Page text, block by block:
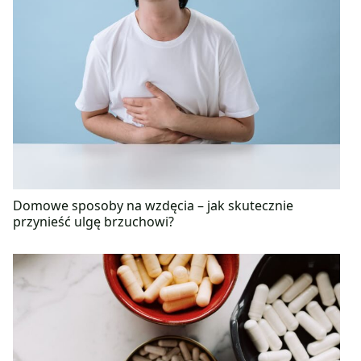
Domowe sposoby na wzdęcia – jak skutecznie
przynieść ulgę brzuchowi?